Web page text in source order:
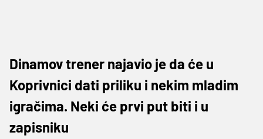
Dinamov trener najavio je da će u
Koprivnici dati priliku i nekim mladim
igračima. Neki će prvi put biti i u
zapisniku